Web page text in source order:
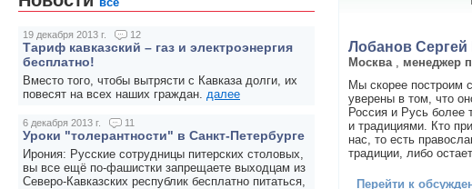
Лобанов
Москва
менеджер
Мы скорее построим
уверены в том, что
Россия и Русь более
и традициями. Кто
нас, то есть
традиции, либо
Перейти к
19 декабря 2013 г. 12
Тариф кавказский – газ и электроэнергия
бесплатно!
Вместо того, чтобы вытрясти с Кавказа долги, их
повесят на всех наших граждан. далее
6 декабря 2013 г. 11
Уроки "толерантности" в Санкт-Петербурге
Ирония: Русские сотрудницы питерских столовых,
вы все ещё по-фашистки запрещаете выходцам из
Северо-Кавказских республик бесплатно питаться,